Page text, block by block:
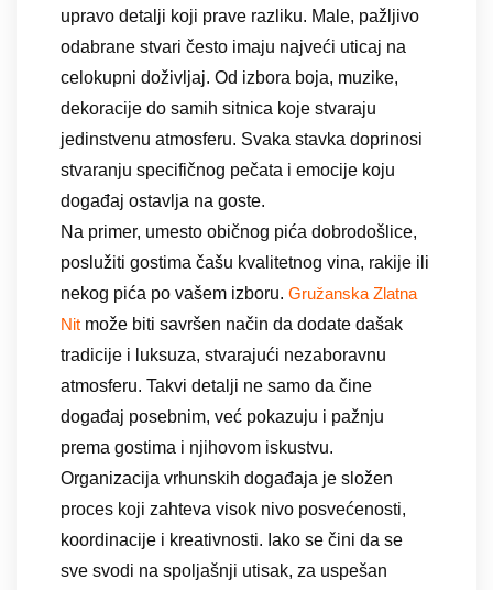
upravo detalji koji prave razliku. Male, pažljivo
odabrane stvari često imaju najveći uticaj na
celokupni doživljaj. Od izbora boja, muzike,
dekoracije do samih sitnica koje stvaraju
jedinstvenu atmosferu. Svaka stavka doprinosi
stvaranju specifičnog pečata i emocije koju
događaj ostavlja na goste.
Na primer, umesto običnog pića dobrodošlice,
poslužiti gostima čašu kvalitetnog vina, rakije ili
nekog pića po vašem izboru. Gružanska Zlatna
Nit može biti savršen način da dodate dašak
tradicije i luksuza, stvarajući nezaboravnu
atmosferu. Takvi detalji ne samo da čine
događaj posebnim, već pokazuju i pažnju
prema gostima i njihovom iskustvu.
Organizacija vrhunskih događaja je složen
proces koji zahteva visok nivo posvećenosti,
koordinacije i kreativnosti. Iako se čini da se
sve svodi na spoljašnji utisak, za uspešan